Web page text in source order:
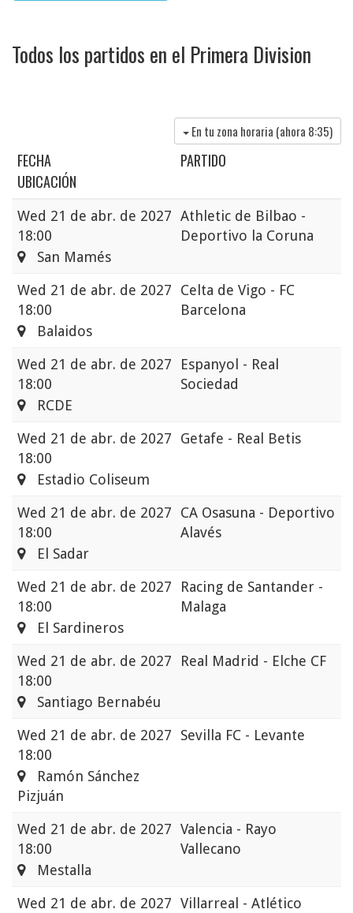
Todos los partidos en el Primera Division
En tu zona horaria (ahora 8:35)
FECHA
PARTIDO
UBICACIÓN
Wed 21 de abr. de 2027
18:00
Athletic de Bilbao -
Deportivo la Coruna
San Mamés
Wed 21 de abr. de 2027
18:00
Celta de Vigo - FC
Barcelona
Balaidos
Wed 21 de abr. de 2027
18:00
Espanyol - Real
Sociedad
RCDE
Wed 21 de abr. de 2027
18:00
Getafe - Real Betis
Estadio Coliseum
Wed 21 de abr. de 2027
18:00
CA Osasuna - Deportivo
Alavés
El Sadar
Wed 21 de abr. de 2027
18:00
Racing de Santander -
Malaga
El Sardineros
Wed 21 de abr. de 2027
18:00
Real Madrid - Elche CF
Santiago Bernabéu
Wed 21 de abr. de 2027
18:00
Sevilla FC - Levante
Ramón Sánchez
Pizjuán
Wed 21 de abr. de 2027
18:00
Valencia - Rayo
Vallecano
Mestalla
Wed 21 de abr. de 2027 Villarreal - Atlético